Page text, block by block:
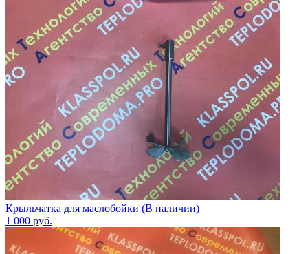
Крыльчатка для маслобойки (В наличии)
1 000 руб.